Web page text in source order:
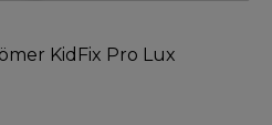
KidFix Pro Lux